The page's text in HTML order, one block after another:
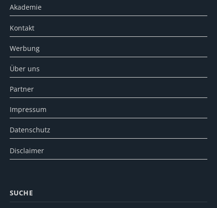
Akademie
Kontakt
Werbung
Über uns
Partner
Impressum
Datenschutz
Disclaimer
SUCHE